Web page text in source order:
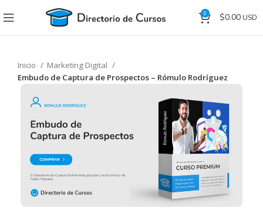
0 $0.00
Inicio
Marketing Digital
Embudo de Captura de Prospectos – Rómulo Rodríguez